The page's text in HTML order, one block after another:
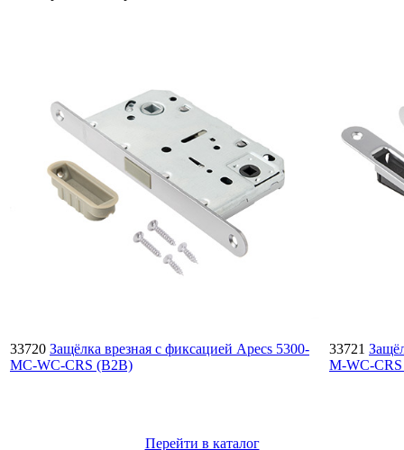
33720 Защёлка врезная с фиксацией Apecs 5300-
MC-WC-CRS (B2B)
33721
M-WC-
Перейти в каталог